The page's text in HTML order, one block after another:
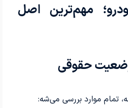
مهم‌ترین اصل
حقوقی
تمام موارد بررسی می‌شه: